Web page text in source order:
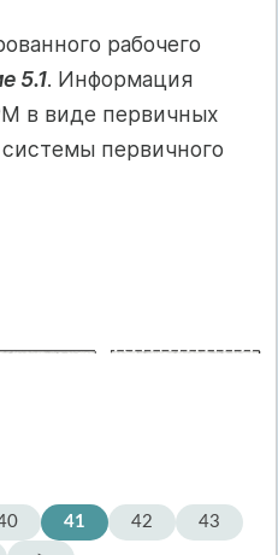
рабочего
5.1. Информация
в виде первичных
первичного
41 42
43